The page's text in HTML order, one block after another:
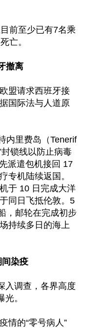
前至少已有7名乘
亡。
撤离
盟请求西班牙接
国际法与人道原
内里费岛（Tenerif
锁线以防止病毒
派遣包机接回 17
专机陆续返国。
于 10 日完成大洋
同日飞抵伦敦。5
，邮轮在完成初步
持续多日的海上
间染疫
入调查，各界高度
。
情的“零号病人”